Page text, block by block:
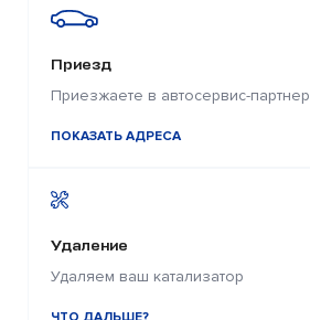
Приезд
Приезжаете в автосервис-партнер
ПОКАЗАТЬ АДРЕСА
Удаление
Удаляем ваш катализатор